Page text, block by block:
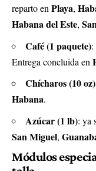
reparto enPlaya,
Habana del Este,
Café (1 paquete):
Entrega concluida en
Chícharos (10 oz)
Habana.
Azúcar (1 lb): ya
San Miguel,
Módulos